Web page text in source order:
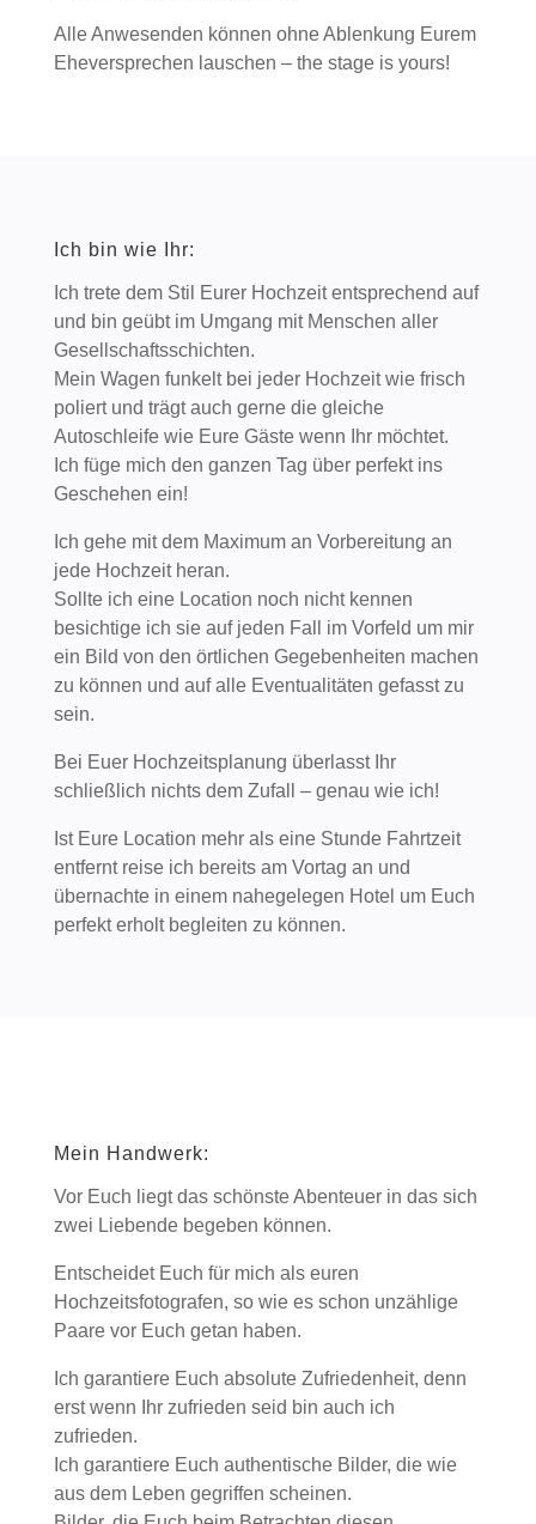
Alle Anwesenden können ohne Ablenkung Eurem
Eheversprechen lauschen – the stage is yours!
Ich bin wie Ihr:
Ich trete dem Stil Eurer Hochzeit entsprechend auf
und bin geübt im Umgang mit Menschen aller
Gesellschaftsschichten.
Mein Wagen funkelt bei jeder Hochzeit wie frisch
poliert und trägt auch gerne die gleiche
Autoschleife wie Eure Gäste wenn Ihr möchtet.
Ich füge mich den ganzen Tag über perfekt ins
Geschehen ein!
Ich gehe mit dem Maximum an Vorbereitung an
jede Hochzeit heran.
Sollte ich eine Location noch nicht kennen
besichtige ich sie auf jeden Fall im Vorfeld um mir
ein Bild von den örtlichen Gegebenheiten machen
zu können und auf alle Eventualitäten gefasst zu
sein.
Bei Euer Hochzeitsplanung überlasst Ihr
schließlich nichts dem Zufall – genau wie ich!
Ist Eure Location mehr als eine Stunde Fahrtzeit
entfernt reise ich bereits am Vortag an und
übernachte in einem nahegelegen Hotel um Euch
perfekt erholt begleiten zu können.
Mein Handwerk:
Vor Euch liegt das schönste Abenteuer in das sich
zwei Liebende begeben können.
Entscheidet Euch für mich als euren
Hochzeitsfotografen, so wie es schon unzählige
Paare vor Euch getan haben.
Ich garantiere Euch absolute Zufriedenheit, denn
erst wenn Ihr zufrieden seid bin auch ich
zufrieden.
Ich garantiere Euch authentische Bilder, die wie
aus dem Leben gegriffen scheinen.